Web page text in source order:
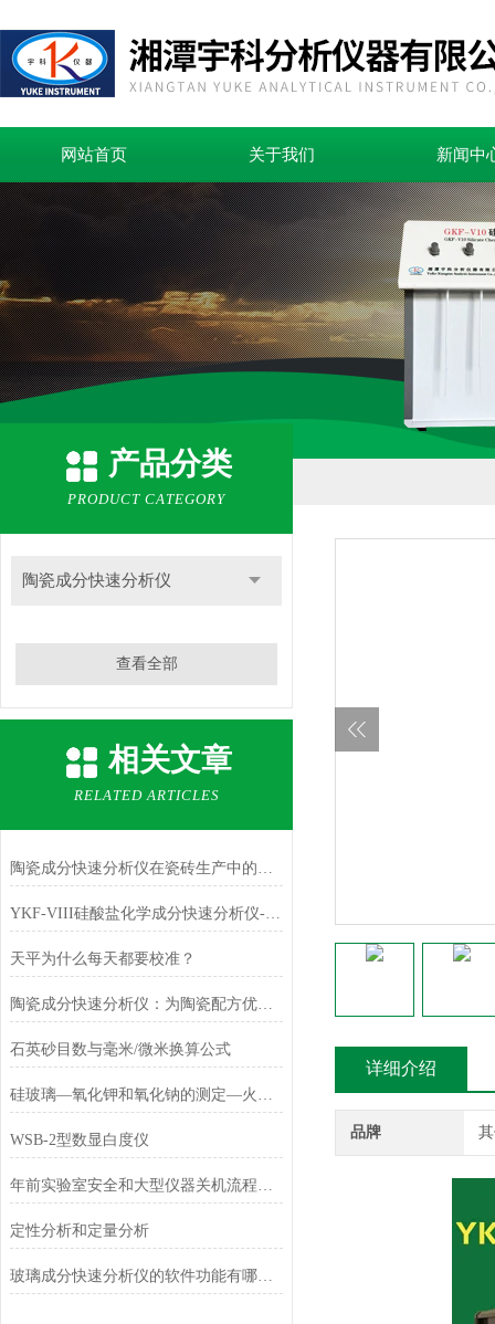
网站首页 关于我们 新闻中
产品分类
PRODUCT CATEGORY
陶瓷成分快速分析仪
查看全部
相关文章
RELATED ARTICLES
陶瓷成分快速分析仪在瓷砖生产中的原料配比实时监控应用
YKF-VIII硅酸盐化学成分快速分析仪-铁红中主成份Fe2O3的测定
天平为什么每天都要校准？
陶瓷成分快速分析仪：为陶瓷配方优化提供数据支持
石英砂目数与毫米/微米换算公式
硅玻璃—氧化钾和氧化钠的测定—火焰光度法
WSB-2型数显白度仪
年前实验室安全和大型仪器关机流程，不可大意！
定性分析和定量分析
玻璃成分快速分析仪的软件功能有哪些？
详细介绍
品牌